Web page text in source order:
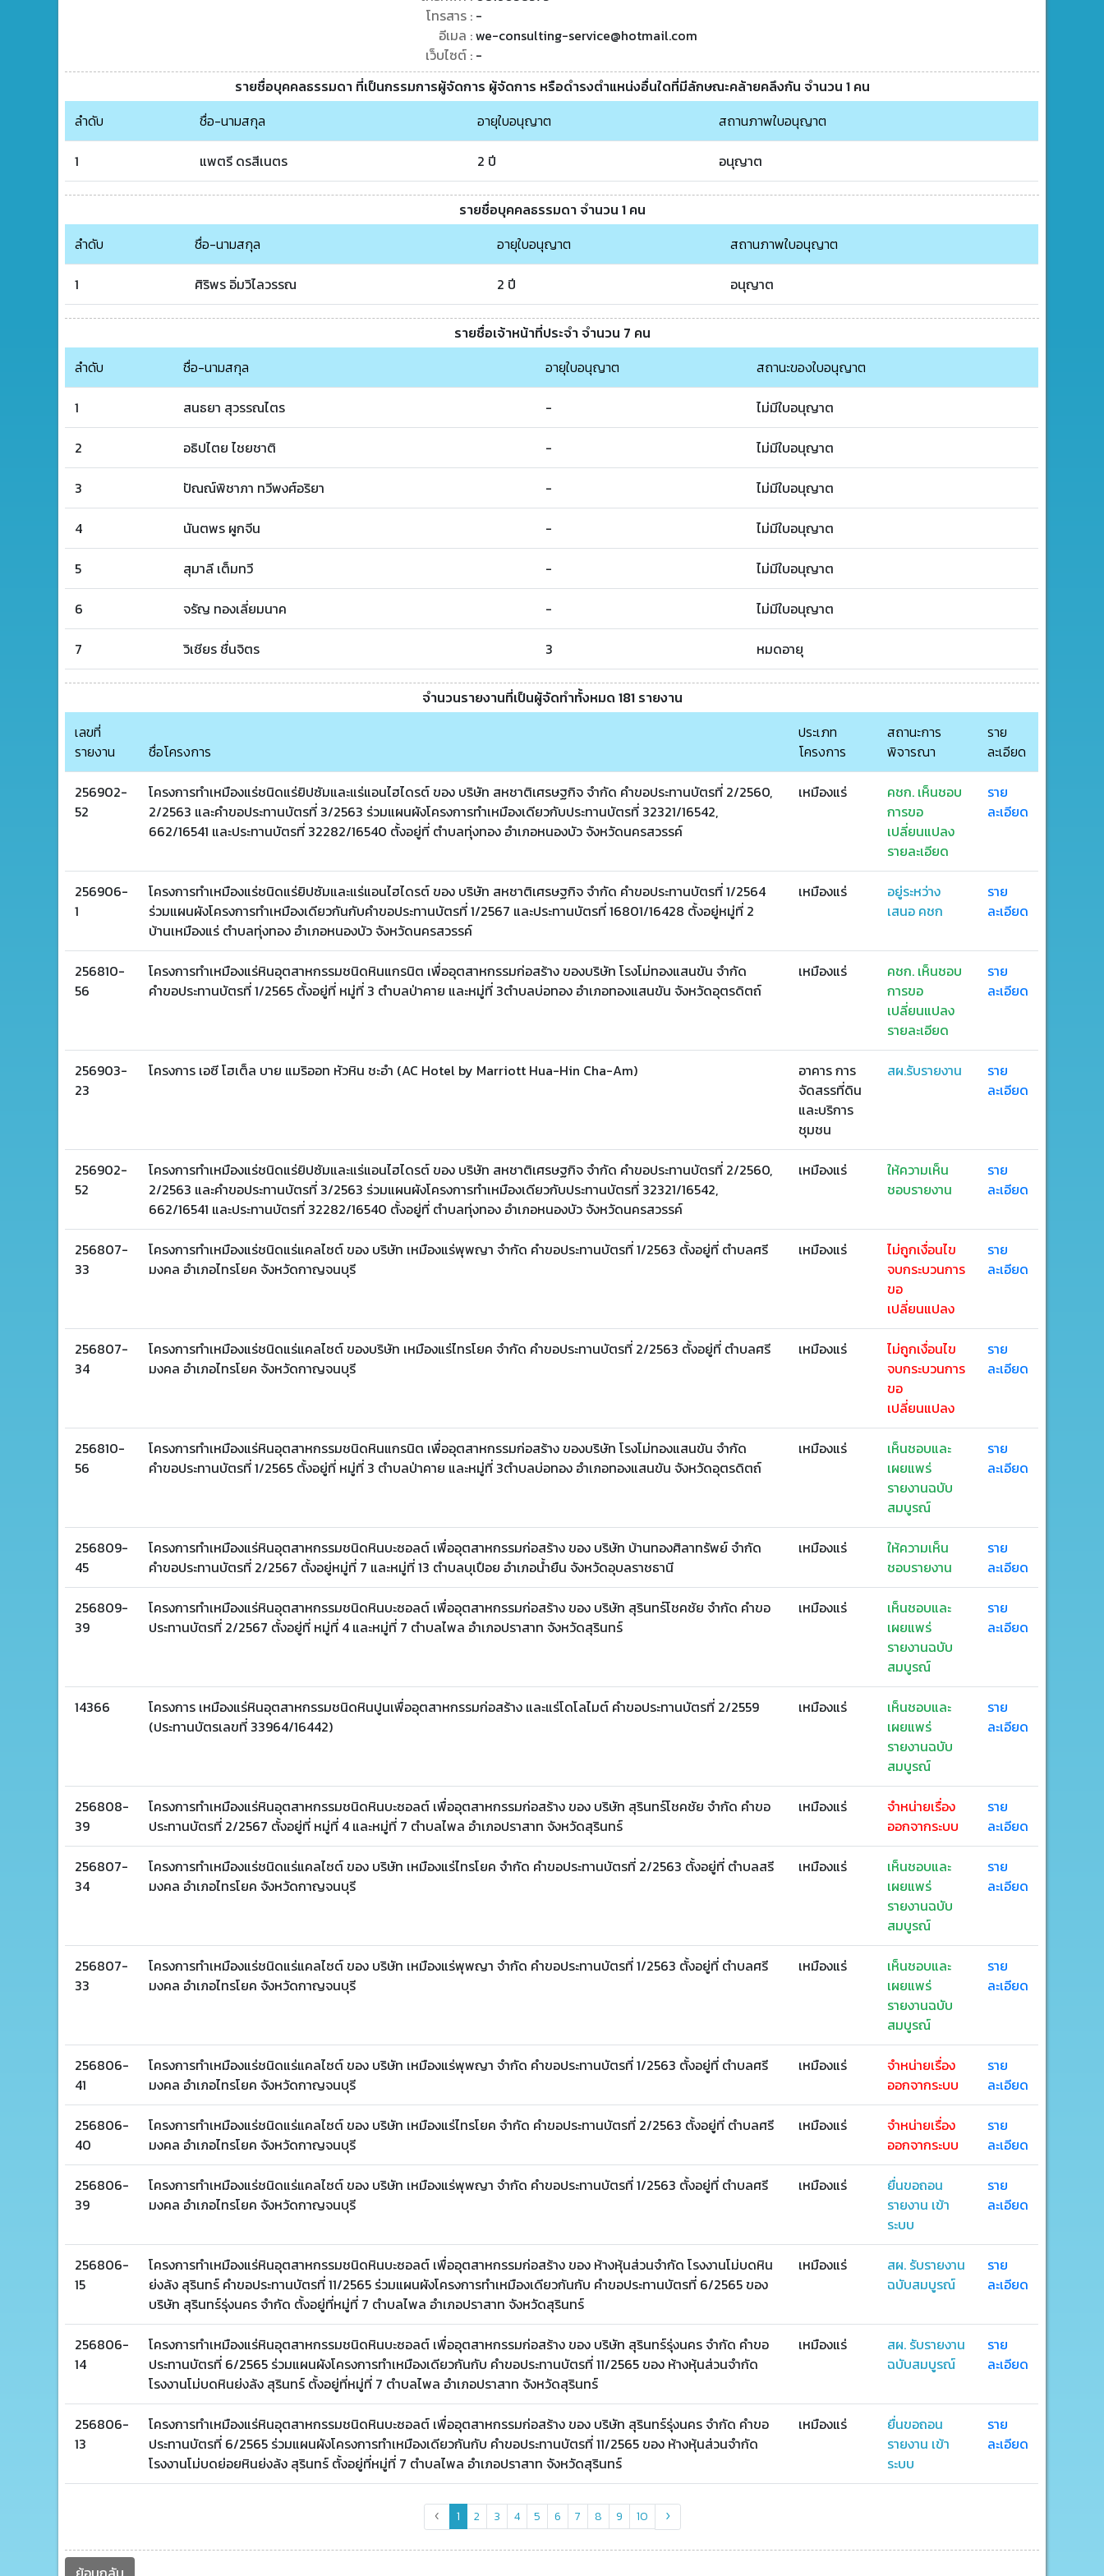
โทรสาร : -
อีเมล :we-consulting-service@hotmail.com
เว็บไซต์ : -
รายชื่อบุคคลธรรมดา ที่เป็นกรรมการผู้จัดการ ผู้จัดการ หรือดำรงตำแหน่งอื่นใดที่มีลักษณะคล้ายคลึงกัน จำนวน 1 คน
ลำดับ
ชื่อ-นามสกุล อายุใบอนุญาต สถานภาพใบอนุญาต
1 แพตรี ดรสีเนตร 2 ปี อนุญาต
รายชื่อบุคคลธรรมดา จำนวน 1 คน
ลำดับ
ชื่อ-นามสกุล อายุใบอนุญาต สถานภาพใบอนุญาต
1 ศิริพร อิ่มวิไลวรรณ 2 ปี อนุญาต
รายชื่อเจ้าหน้าที่ประจำ จำนวน 7 คน
ลำดับ
ชื่อ-นามสกุล อายุใบอนุญาต สถานะของใบอนุญาต
1 สนธยา สุวรรณไตร - ไม่มีใบอนุญาต
2 อธิปไตย ไชยชาติ - ไม่มีใบอนุญาต
3 ปัณณ์พิชาภา ทวีพงศ์อริยา - ไม่มีใบอนุญาต
4 นันตพร ผูกจีน - ไม่มีใบอนุญาต
5 สุมาลี เต็มทวี - ไม่มีใบอนุญาต
6 จรัญ ทองเลี่ยมนาค - ไม่มีใบอนุญาต
7 วิเชียร ชื่นจิตร 3 หมดอายุ
จำนวนรายงานที่เป็นผู้จัดทำทั้งหมด 181 รายงาน
เลขที่
รายงาน
ชื่อโครงการ
ประเภท
โครงการ
สถานะการ
พิจารณา
ราย
ละเอียด
256902-
52
โครงการทำเหมืองแร่ชนิดแร่ยิปซัมและแร่แอนไฮไดรต์ ของ บริษัท สหชาติเศรษฐกิจ จำกัด คำขอประทานบัตรที่ 2/2560,
2/2563 และคำขอประทานบัตรที่ 3/2563 ร่วมแผนผังโครงการทำเหมืองเดียวกับประทานบัตรที่ 32321/16542,
662/16541 และประทานบัตรที่ 32282/16540 ตั้งอยู่ที่ ตำบลทุ่งทอง อำเภอหนองบัว จังหวัดนครสวรรค์
เหมืองแร่
คชก. เห็นชอบ
การขอ
เปลี่ยนแปลง
รายละเอียด
ราย
ละเอียด
256906-
1
โครงการทำเหมืองแร่ชนิดแร่ยิปซัมและแร่แอนไฮไดรต์ ของ บริษัท สหชาติเศรษฐกิจ จำกัด คำขอประทานบัตรที่ 1/2564
ร่วมแผนผังโครงการทำเหมืองเดียวกันกับคำขอประทานบัตรที่ 1/2567 และประทานบัตรที่ 16801/16428 ตั้งอยู่หมู่ที่ 2
บ้านเหมืองแร่ ตำบลทุ่งทอง อำเภอหนองบัว จังหวัดนครสวรรค์
เหมืองแร่
อยู่ระหว่าง
เสนอ คชก
ราย
ละเอียด
256810-
56
โครงการทำเหมืองแร่หินอุตสาหกรรมชนิดหินแกรนิต เพื่ออุตสาหกรรมก่อสร้าง ของบริษัท โรงโม่ทองแสนขัน จำกัด
คำขอประทานบัตรที่ 1/2565 ตั้งอยู่ที่ หมู่ที่ 3 ตำบลป่าคาย และหมู่ที่ 3ตำบลบ่อทอง อำเภอทองแสนขัน จังหวัดอุตรดิตถ์
เหมืองแร่
คชก. เห็นชอบ
การขอ
เปลี่ยนแปลง
รายละเอียด
ราย
ละเอียด
256903-
23
โครงการ เอซี โฮเต็ล บาย แมริออท หัวหิน ชะอำ (AC Hotel by Marriott Hua-Hin Cha-Am)
อาคาร การ
จัดสรรที่ดิน
และบริการ
ชุมชน
สผ.รับรายงาน
ราย
ละเอียด
256902-
52
โครงการทำเหมืองแร่ชนิดแร่ยิปซัมและแร่แอนไฮไดรต์ ของ บริษัท สหชาติเศรษฐกิจ จำกัด คำขอประทานบัตรที่ 2/2560,
2/2563 และคำขอประทานบัตรที่ 3/2563 ร่วมแผนผังโครงการทำเหมืองเดียวกับประทานบัตรที่ 32321/16542,
662/16541 และประทานบัตรที่ 32282/16540 ตั้งอยู่ที่ ตำบลทุ่งทอง อำเภอหนองบัว จังหวัดนครสวรรค์
เหมืองแร่
ให้ความเห็น
ชอบรายงาน
ราย
ละเอียด
256807-
33
โครงการทำเหมืองแร่ชนิดแร่แคลไซต์ ของ บริษัท เหมืองแร่พุพญา จำกัด คำขอประทานบัตรที่ 1/2563 ตั้งอยู่ที่ ตำบลศรี
มงคล อำเภอไทรโยค จังหวัดกาญจนบุรี
เหมืองแร่
ไม่ถูกเงื่อนไข
จบกระบวนการ
ขอ
เปลี่ยนแปลง
ราย
ละเอียด
256807-
34
โครงการทำเหมืองแร่ชนิดแร่แคลไซต์ ของบริษัท เหมืองแร่ไทรโยค จำกัด คำขอประทานบัตรที่ 2/2563 ตั้งอยู่ที่ ตำบลศรี
มงคล อำเภอไทรโยค จังหวัดกาญจนบุรี
เหมืองแร่
ไม่ถูกเงื่อนไข
จบกระบวนการ
ขอ
เปลี่ยนแปลง
ราย
ละเอียด
256810-
56
โครงการทำเหมืองแร่หินอุตสาหกรรมชนิดหินแกรนิต เพื่ออุตสาหกรรมก่อสร้าง ของบริษัท โรงโม่ทองแสนขัน จำกัด
คำขอประทานบัตรที่ 1/2565 ตั้งอยู่ที่ หมู่ที่ 3 ตำบลป่าคาย และหมู่ที่ 3ตำบลบ่อทอง อำเภอทองแสนขัน จังหวัดอุตรดิตถ์
เหมืองแร่
เห็นชอบและ
เผยแพร่
รายงานฉบับ
สมบูรณ์
ราย
ละเอียด
256809-
45
โครงการทำเหมืองแร่หินอุตสาหกรรมชนิดหินบะซอลต์ เพื่ออุตสาหกรรมก่อสร้าง ของ บริษัท บ้านทองศิลาทรัพย์ จำกัด
คำขอประทานบัตรที่ 2/2567 ตั้งอยู่หมู่ที่ 7 และหมู่ที่ 13 ตำบลบุเปือย อำเภอน้ำยืน จังหวัดอุบลราชธานี
เหมืองแร่
ให้ความเห็น
ชอบรายงาน
ราย
ละเอียด
256809-
39
โครงการทำเหมืองแร่หินอุตสาหกรรมชนิดหินบะซอลต์ เพื่ออุตสาหกรรมก่อสร้าง ของ บริษัท สุรินทร์โชคชัย จำกัด คำขอ
ประทานบัตรที่ 2/2567 ตั้งอยู่ที่ หมู่ที่ 4 และหมู่ที่ 7 ตำบลไพล อำเภอปราสาท จังหวัดสุรินทร์
เหมืองแร่
เห็นชอบและ
เผยแพร่
รายงานฉบับ
สมบูรณ์
ราย
ละเอียด
14366
โครงการ เหมืองแร่หินอุตสาหกรรมชนิดหินปูนเพื่ออุตสาหกรรมก่อสร้าง และแร่โดโลไมต์ คำขอประทานบัตรที่ 2/2559
(ประทานบัตรเลขที่ 33964/16442)
เหมืองแร่
เห็นชอบและ
เผยแพร่
รายงานฉบับ
สมบูรณ์
ราย
ละเอียด
256808-
39
โครงการทำเหมืองแร่หินอุตสาหกรรมชนิดหินบะซอลต์ เพื่ออุตสาหกรรมก่อสร้าง ของ บริษัท สุรินทร์โชคชัย จำกัด คำขอ
ประทานบัตรที่ 2/2567 ตั้งอยู่ที่ หมู่ที่ 4 และหมู่ที่ 7 ตำบลไพล อำเภอปราสาท จังหวัดสุรินทร์
เหมืองแร่
จำหน่ายเรื่อง
ออกจากระบบ
ราย
ละเอียด
256807-
34
โครงการทำเหมืองแร่ชนิดแร่แคลไซต์ ของ บริษัท เหมืองแร่ไทรโยค จำกัด คำขอประทานบัตรที่ 2/2563 ตั้งอยู่ที่ ตำบลสรี
มงคล อำเภอไทรโยค จังหวัดกาญจนบุรี
เหมืองแร่
เห็นชอบและ
เผยแพร่
รายงานฉบับ
สมบูรณ์
ราย
ละเอียด
256807-
33
โครงการทำเหมืองแร่ชนิดแร่แคลไซต์ ของ บริษัท เหมืองแร่พุพญา จำกัด คำขอประทานบัตรที่ 1/2563 ตั้งอยู่ที่ ตำบลศรี
มงคล อำเภอไทรโยค จังหวัดกาญจนบุรี
เหมืองแร่
เห็นชอบและ
เผยแพร่
รายงานฉบับ
สมบูรณ์
ราย
ละเอียด
256806-
41
โครงการทำเหมืองแร่ชนิดแร่แคลไซต์ ของ บริษัท เหมืองแร่พุพญา จำกัด คำขอประทานบัตรที่ 1/2563 ตั้งอยู่ที่ ตำบลศรี
มงคล อำเภอไทรโยค จังหวัดกาญจนบุรี
เหมืองแร่
จำหน่ายเรื่อง
ออกจากระบบ
ราย
ละเอียด
256806-
40
โครงการทำเหมืองแร่ชนิดแร่แคลไซต์ ของ บริษัท เหมืองแร่ไทรโยค จำกัด คำขอประทานบัตรที่ 2/2563 ตั้งอยู่ที่ ตำบลศรี
มงคล อำเภอไทรโยค จังหวัดกาญจนบุรี
เหมืองแร่
จำหน่ายเรื่อง
ออกจากระบบ
ราย
ละเอียด
256806-
39
โครงการทำเหมืองแร่ชนิดแร่แคลไซต์ ของ บริษัท เหมืองแร่พุพญา จำกัด คำขอประทานบัตรที่ 1/2563 ตั้งอยู่ที่ ตำบลศรี
มงคล อำเภอไทรโยค จังหวัดกาญจนบุรี
เหมืองแร่
ยื่นขอถอน
รายงาน เข้า
ระบบ
ราย
ละเอียด
256806-
15
โครงการทำเหมืองแร่หินอุตสาหกรรมชนิดหินบะซอลต์ เพื่ออุตสาหกรรมก่อสร้าง ของ ห้างหุ้นส่วนจำกัด โรงงานโม่บดหิน
ย่งล้ง สุรินทร์ คำขอประทานบัตรที่ 11/2565 ร่วมแผนผังโครงการทำเหมืองเดียวกันกับ คำขอประทานบัตรที่ 6/2565 ของ
บริษัท สุรินทร์รุ่งนคร จำกัด ตั้งอยู่ที่หมู่ที่ 7 ตำบลไพล อำเภอปราสาท จังหวัดสุรินทร์
เหมืองแร่
สผ. รับรายงาน
ฉบับสมบูรณ์
ราย
ละเอียด
256806-
14
โครงการทำเหมืองแร่หินอุตสาหกรรมชนิดหินบะซอลต์ เพื่ออุตสาหกรรมก่อสร้าง ของ บริษัท สุรินทร์รุ่งนคร จำกัด คำขอ
ประทานบัตรที่ 6/2565 ร่วมแผนผังโครงการทำเหมืองเดียวกันกับ คำขอประทานบัตรที่ 11/2565 ของ ห้างหุ้นส่วนจำกัด
โรงงานโม่บดหินย่งล้ง สุรินทร์ ตั้งอยู่ที่หมู่ที่ 7 ตำบลไพล อำเภอปราสาท จังหวัดสุรินทร์
เหมืองแร่
สผ. รับรายงาน
ฉบับสมบูรณ์
ราย
ละเอียด
256806-
13
โครงการทำเหมืองแร่หินอุตสาหกรรมชนิดหินบะซอลต์ เพื่ออุตสาหกรรมก่อสร้าง ของ บริษัท สุรินทร์รุ่งนคร จำกัด คำขอ
ประทานบัตรที่ 6/2565 ร่วมแผนผังโครงการทำเหมืองเดียวกันกับ คำขอประทานบัตรที่ 11/2565 ของ ห้างหุ้นส่วนจำกัด
โรงงานโม่บดย่อยหินย่งล้ง สุรินทร์ ตั้งอยู่ที่หมู่ที่ 7 ตำบลไพล อำเภอปราสาท จังหวัดสุรินทร์
เหมืองแร่
ยื่นขอถอน
รายงาน เข้า
ระบบ
ราย
ละเอียด
1 2 3 4 5 6 7 8 9 10